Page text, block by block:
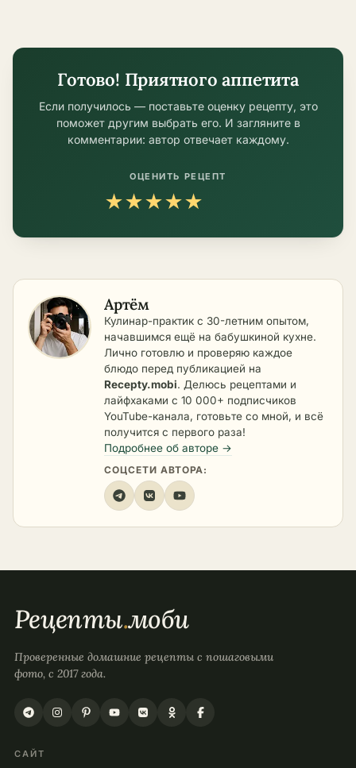
Готово! Приятного аппетита
Если получилось — поставьте оценку рецепту, это
поможет другим выбрать его. И загляните в
комментарии: автор отвечает каждому.
ОЦЕНИТЬ РЕЦЕПТ
★★★★★
Артём
Кулинар-практик с 30-летним опытом,
начавшимся ещё на бабушкиной кухне.
Лично готовлю и проверяю каждое
блюдо перед публикацией на
Recepty.mobi. Делюсь рецептами и
лайфхаками с 10 000+ подписчиков
YouTube-канала, готовьте со мной, и всё
получится с первого раза!
Подробнее об авторе →
СОЦСЕТИ АВТОРА:
Рецепты.моби
Проверенные домашние рецепты с пошаговыми
фото, с 2017 года.
САЙТ